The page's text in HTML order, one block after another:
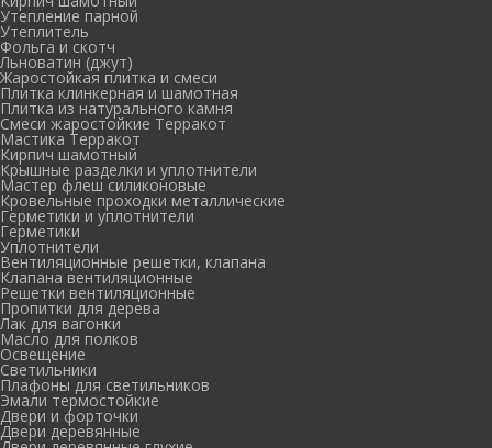
Утепление парной
Утеплитель
Фольга и скотч
Льноватин (джут)
Жаростойкая плитка и смеси
Плитка клинкерная и шамотная
Плитка из натурального камня
Смеси жаростойкие Терракот
Мастика Терракот
Кирпич шамотный
Крышные разделки и уплотнители
Мастер флеш силиконовые
Кровельные проходки металлические
Герметики и уплотнители
Герметики
Уплотнители
Вентиляционные решетки, клапана
Клапана вентиляционные
Решетки вентиляционные
Пропитки для дерева
Лак для вагонки
Масло для полков
Освещение
Светильники
Плафоны для светильников
Эмали термостойкие
Двери и форточки
Двери деревянные